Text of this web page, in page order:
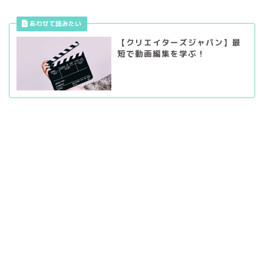
【クリエイターズジャパン】最
短で動画編集を学ぶ！